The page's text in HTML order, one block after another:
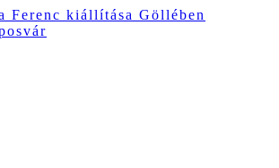
Ferenc kiállítása Göllében